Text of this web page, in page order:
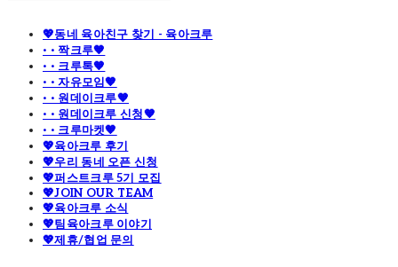
💖동네 육아친구 찾기 - 육아크루
· · 짝크루🧡
· · 크루톡🧡
· · 자유모임🧡
· · 원데이크루🧡
· · 원데이크루 신청🧡
· · 크루마켓🧡
💖육아크루 후기
💖우리 동네 오픈 신청
💖퍼스트크루 5기 모집
💖JOIN OUR TEAM
💖육아크루 소식
💖팀육아크루 이야기
💖제휴/협업 문의